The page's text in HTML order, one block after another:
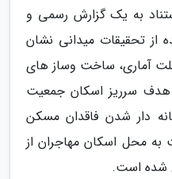
به یک گزارش رسمی و
از تحقیقات میدانی نشان
آماری، ساخت وساز های
هدف سرریز اسکان جمعیت
دار شدن فاقدان مسکن
به محل اسکان مهاجران از
شده است.